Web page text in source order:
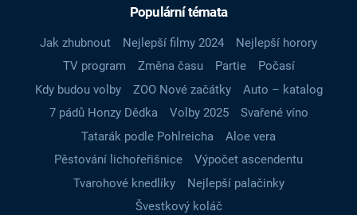
Populární témata
Jak zhubnout Nejlepší filmy 2024
Nejlepší horory
TV program
Změna času Partie
Počasí
Kdy budou volby
ZOO Nové začátky
Auto – katalog
7 pádů Honzy Dědka
Volby 2025
Svařené víno
Tatarák podle Pohlreicha
Aloe vera
Pěstování lichořeřišnice
Výpočet ascendentu
Tvarohové knedlíky
Nejlepší palačinky
Švestkový koláč